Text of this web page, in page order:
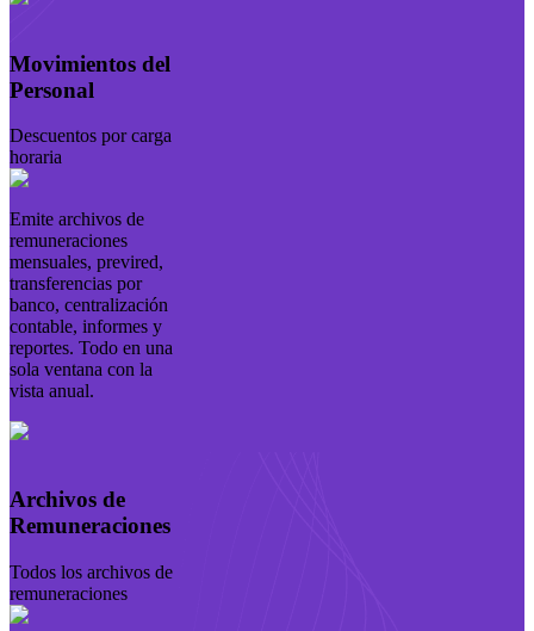
Movimientos del
Personal
Descuentos por carga
horaria
Emite archivos de
remuneraciones
mensuales, previred,
transferencias por
banco, centralización
contable, informes y
reportes. Todo en una
sola ventana con la
vista anual.
Archivos de
Remuneraciones
Todos los archivos de
remuneraciones